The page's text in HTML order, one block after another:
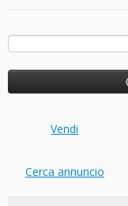
Ricerca
Vendi
Cerca annuncio